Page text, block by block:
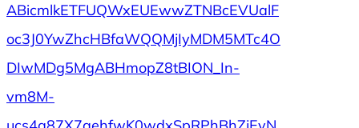
ABicmlkETFUQWxEUEwwZTNBcEVUalF
oc3J0YwZhcHBfaWQQMjIyMDM5MTc4O
DIwMDg5MgABHmopZ8tBION_In-
vm8M-